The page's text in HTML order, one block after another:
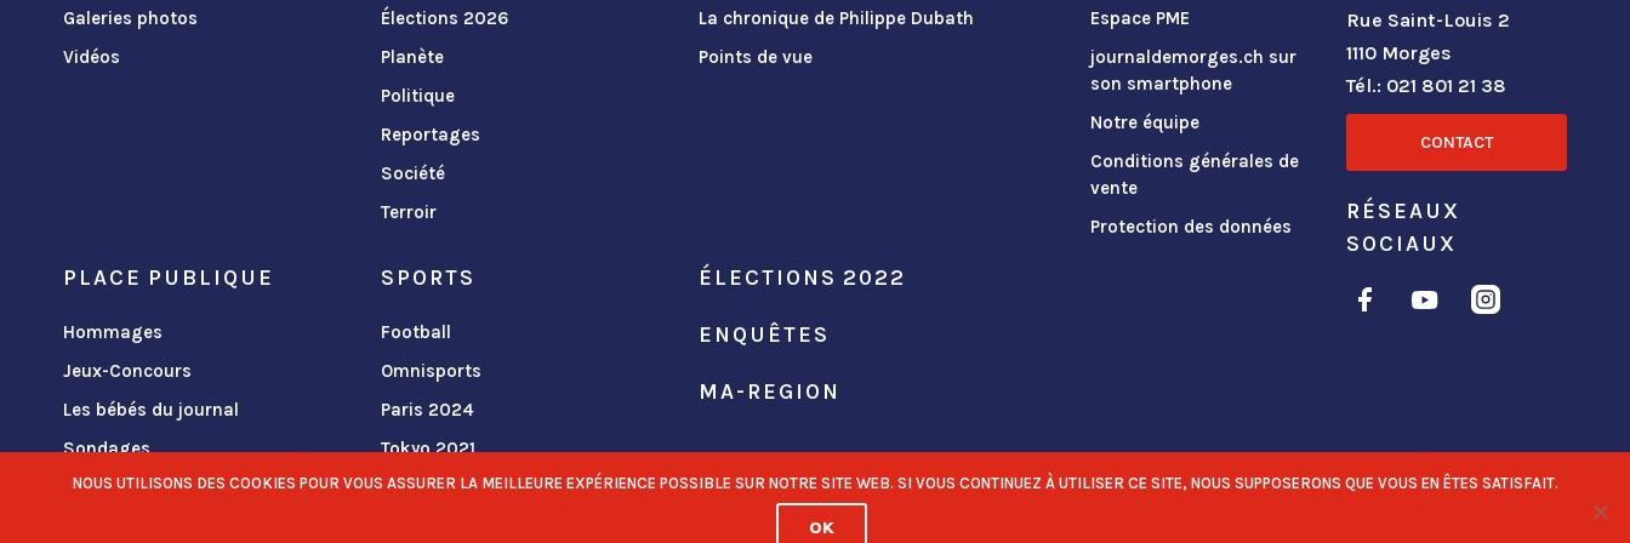
Galeries photos
Vidéos
Élections 2026
Planète
Politique
Reportages
Société
Terroir
La chronique de Philippe Dubath
Points de vue
PLACE PUBLIQUE
Hommages
Jeux-Concours
Les bébés du journal
Sondages
SPORTS
Football
Omnisports
Paris 2024
Tokyo 2021
ÉLECTIONS 2022
ENQUÊTES
MA-REGION
Espace PME
journaldemorges.ch sur
son smartphone
Notre équipe
Conditions générales de
vente
Protection des données
Rue Saint-Louis 2
1110 Morges
Tél.: 021 801 21 38
CONTACT
RÉSEAUX
SOCIAUX
NOUS UTILISONS DES COOKIES POUR VOUS ASSURER LA MEILLEURE EXPÉRIENCE POSSIBLE SUR NOTRE SITE WEB. SI VOUS CONTINUEZ À UTILISER CE SITE, NOUS SUPPOSERONS QUE VOUS EN ÊTES SATISFAIT.
OK